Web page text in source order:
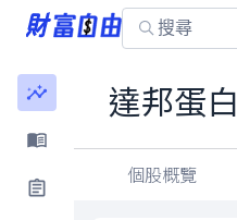
達邦蛋白
個股概覽